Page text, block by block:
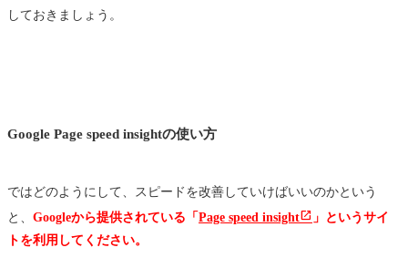
しておきましょう。
Google Page speed insightの使い方
ではどのようにして、スピードを改善していけばいいのかという
と、 Googleから提供されている「Page speed insight
」というサイ
トを利用してください。